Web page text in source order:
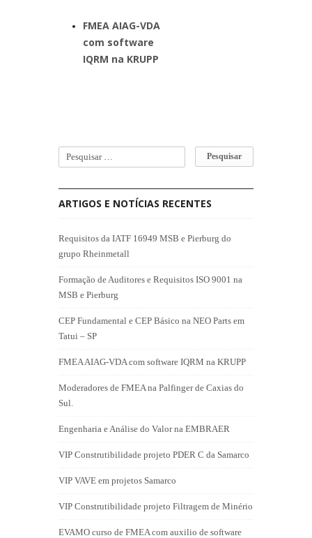
FMEA AIAG-VDA
com software
IQRM na KRUPP
ARTIGOS E NOTÍCIAS RECENTES
Requisitos da IATF 16949 MSB e Pierburg do
grupo Rheinmetall
Formação de Auditores e Requisitos ISO 9001 na
MSB e Pierburg
CEP Fundamental e CEP Básico na NEO Parts em
Tatui – SP
FMEA AIAG-VDA com software IQRM na KRUPP
Moderadores de FMEA na Palfinger de Caxias do
Sul.
Engenharia e Análise do Valor na EMBRAER
VIP Construtibilidade projeto PDER C da Samarco
VIP VAVE em projetos Samarco
VIP Construtibilidade projeto Filtragem de Minério
EVAMO curso de FMEA com auxilio de software